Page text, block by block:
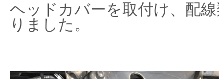
ヘッドカバーを取付け、配
りました。